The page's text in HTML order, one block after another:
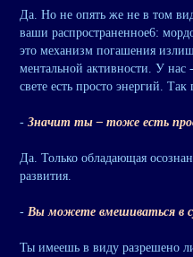
Да. Но не опять же не в том
ваши распространенное6:
это механизм погашения
ментальной активности. У нас
свете есть просто энергий. Так
- Значит ты – тоже есть
Да. Только обладающая
развития.
- Вы можете вмешиваться в
Ты имеешь в виду разрешено